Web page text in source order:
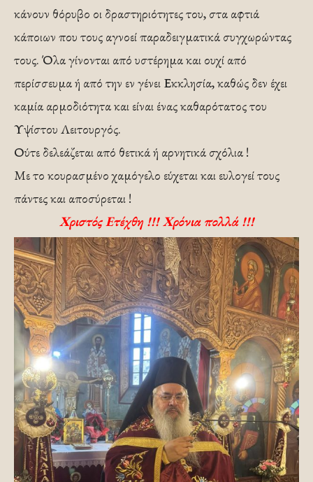
κάνουν θόρυβο οι δραστηριότητες του, στα αφτιά
κάποιων που τους αγνοεί παραδειγματικά συγχωρώντας
τους. Όλα γίνονται από υστέρημα και ουχί από
περίσσευμα ή από την εν γένει Εκκλησία, καθώς δεν έχει
καμία αρμοδιότητα και είναι ένας καθαρότατος του
Υψίστου Λειτουργός.
Ούτε δελεάζεται από θετικά ή αρνητικά σχόλια !
Με το κουρασμένο χαμόγελο εύχεται και ευλογεί τους
πάντες και αποσύρεται !
Χριστός Ετέχθη !!! Χρόνια πολλά !!!